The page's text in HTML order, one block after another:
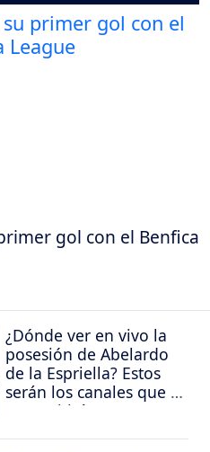
gol con el Benfica
¿Dónde ver en vivo la
posesión de Abelardo
de la Espriella? Estos
serán los canales que la
transmitirán